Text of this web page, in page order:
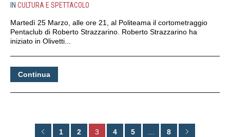
IN CULTURA E SPETTACOLO
Martedì 25 Marzo, alle ore 21, al Politeama il cortometraggio
Pentaclub di Roberto Strazzarino. Roberto Strazzarino ha
iniziato in Olivetti...
Continua
1 2 3 4 5 8